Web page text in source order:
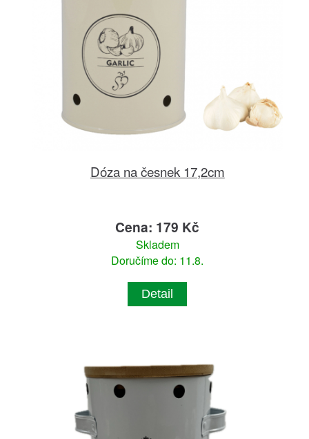
Dóza na česnek 17,2cm
Cena: 179 Kč
Skladem
Doručíme do: 11.8.
Detail